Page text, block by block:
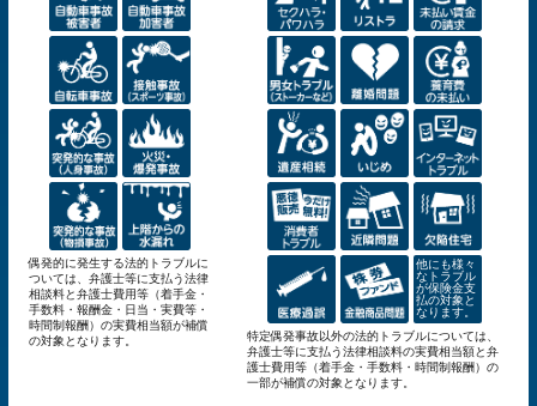
偶発的に発生する法的トラブルに
ついては、弁護士等に支払う法律
相談料と弁護士費用等（着手金・
手数料・報酬金・日当・実費等・
時間制報酬）の実費相当額が補償
の対象となります。
他にも様々
なトラブル
が保険金支
払の対象と
なります。
特定偶発事故以外の法的トラブルについては、
弁護士等に支払う法律相談料の実費相当額と弁
護士費用等（着手金・手数料・時間制報酬）の
一部が補償の対象となります。